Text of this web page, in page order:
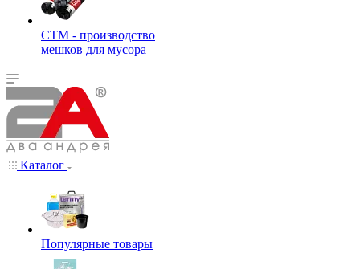
СТМ - производство
мешков для мусора
Каталог
Популярные товары